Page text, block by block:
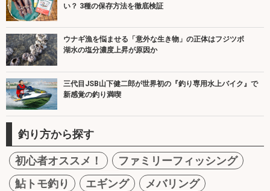
い？ 3種の保存方法を徹底検証
ウナギ漁を悩ませる「意外な生き物」の正体はフジツボ
湖水の塩分濃度上昇が原因か
三代目JSB山下健二郎が世界初の『釣り専用水上バイク』で
新感覚の釣り満喫
釣り方から探す
初心者オススメ！
ファミリーフィッシング
鮎トモ釣り
エギング
メバリング